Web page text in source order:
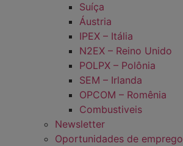
Suíça
Áustria
IPEX – Itália
N2EX – Reino Unido
POLPX – Polônia
SEM – Irlanda
OPCOM – Romênia
Combustiveis
Newsletter
Oportunidades de emprego